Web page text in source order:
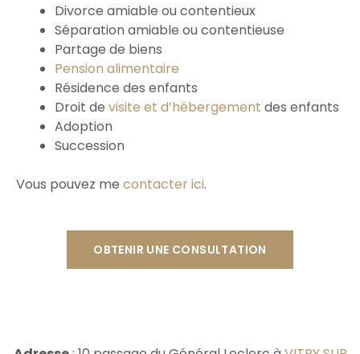
Divorce amiable ou contentieux
Séparation amiable ou contentieuse
Partage de biens
Pension alimentaire
Résidence des enfants
Droit de visite et d’hébergement des enfants
Adoption
Succession
Vous pouvez me contacter ici.
OBTENIR UNE CONSULTATION